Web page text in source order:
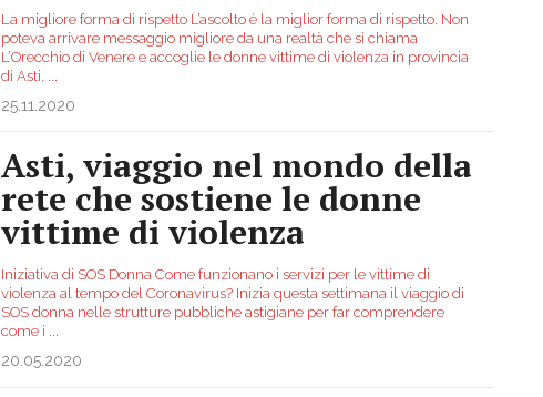
La migliore forma di rispetto L’ascolto è la miglior forma di rispetto. Non
poteva arrivare messaggio migliore da una realtà che si chiama
L’Orecchio di Venere e accoglie le donne vittime di violenza in provincia
di Asti.
25.11.2020
Asti, viaggio nel mondo della
rete che sostiene le donne
vittime di violenza
Iniziativa di SOS Donna Come funzionano i servizi per le vittime di
violenza al tempo del Coronavirus? Inizia questa settimana il viaggio di
SOS donna nelle strutture pubbliche astigiane per far comprendere
come i
20.05.2020